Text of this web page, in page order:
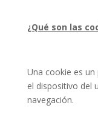
¿Qué son las
Una cookie es
el dispositivo del
navegación.